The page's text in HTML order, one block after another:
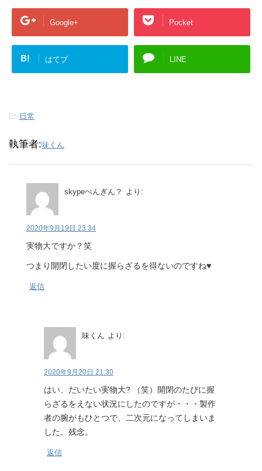
Google+ Pocket
B! はてブ LINE
- 日常
執筆者:味くん
skypeぺんぎん？ より:
2020年9月19日 23:34
実物大ですか？笑
つまり開閉したい度に握らざるを得ないのですね♥️
返信
味くん より:
2020年9月20日 21:30
はい、だいたい実物大? （笑）開閉のたびに握
らざるをえない状況にしたのですが・・・製作
者の腕がもひとつで、二次元になってしまいま
した。残念。
返信